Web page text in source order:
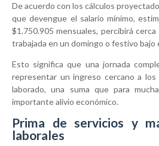
De acuerdo con los cálculos
que devengue el salario mínimo,
$1.750.905 mensuales, percibirá
trabajada en un domingo o festivo bajo
Esto significa que una jornada
representar un ingreso cercano a
laborado, una suma que para
importante alivio económico.
Prima de servicios y
laborales